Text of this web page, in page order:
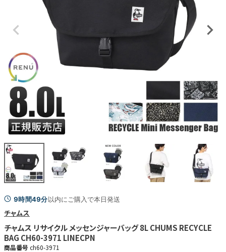
9時間49分以内にご購入で本日発送
チャムス
チャムス リサイクル メッセンジャーバッグ 8L CHUMS RECYCLE
BAG CH60-3971 LINECPN
商品番号 ch60-3971